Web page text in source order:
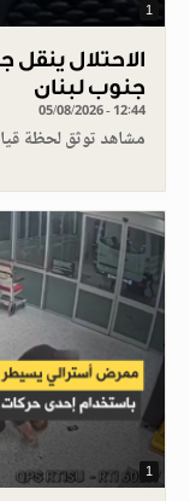
1
الاحتلال ينقل
جنوب لبنان
05/08/2026 - 12:44
مشاهد توثق لحظة
1